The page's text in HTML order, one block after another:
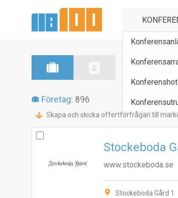
Företag: 896
Skapa och skicka offertförfrågan till
Stockeboda
www.stockeboda.se
Stockeboda Gård 1